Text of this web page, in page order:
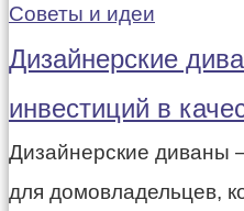
Советы и идеи
Дизайнерские
инвестиций в
Дизайнерские диваны
для домовладельцев,